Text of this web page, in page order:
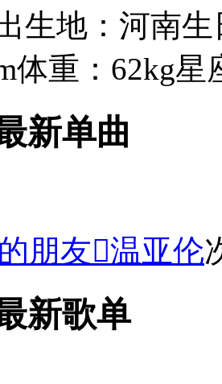
生地：河南
体重：62kg星
新单曲
朋友温亚伦
新歌单